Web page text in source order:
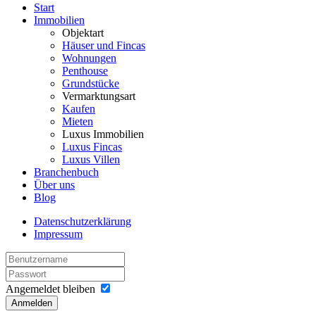
Start
Immobilien
Objektart
Häuser und Fincas
Wohnungen
Penthouse
Grundstücke
Vermarktungsart
Kaufen
Mieten
Luxus Immobilien
Luxus Fincas
Luxus Villen
Branchenbuch
Über uns
Blog
Datenschutzerklärung
Impressum
Angemeldet bleiben
Anmelden